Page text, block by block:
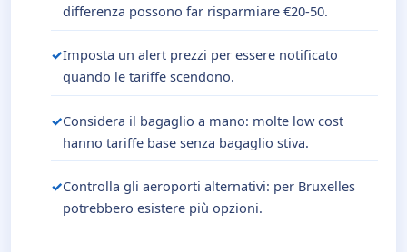
differenza possono far risparmiare €20-50.
Imposta un alert prezzi per essere notificato
quando le tariffe scendono.
Considera il bagaglio a mano: molte low cost
hanno tariffe base senza bagaglio stiva.
Controlla gli aeroporti alternativi: per Bruxelles
potrebbero esistere più opzioni.